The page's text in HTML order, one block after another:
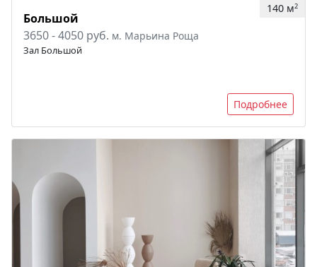
140 м2
Большой
3650 - 4050 руб. м. Марьина Роща
Зал Большой
Подробнее